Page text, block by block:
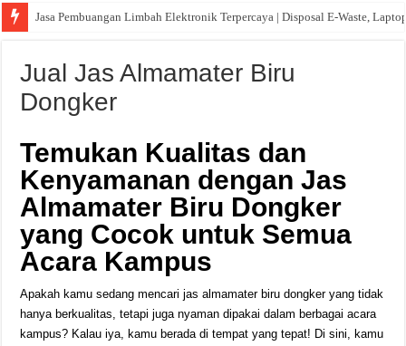
Jasa Pembuangan Limbah Elektronik Terpercaya | Disposal E-Waste,
Jual Jas Almamater Biru
Dongker
Temukan Kualitas dan
Kenyamanan dengan Jas
Almamater Biru Dongker
yang Cocok untuk Semua
Acara Kampus
Apakah kamu sedang mencari jas almamater biru dongker yang tidak
hanya berkualitas, tetapi juga nyaman dipakai dalam berbagai acara
kampus? Kalau iya, kamu berada di tempat yang tepat! Di sini, kamu